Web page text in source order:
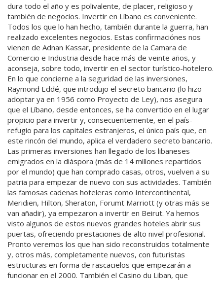
dura todo el año y es polivalente, de placer, religioso y
también de negocios. Invertir en Líbano es conveniente.
Todos los que lo han hecho, también durante la guerra, han
realizado excelentes negocios. Estas confirmaciónes nos
vienen de Adnan Kassar, presidente de la Camara de
Comercio e Industria desde hace más de veinte años, y
aconseja, sobre todo, invertir en el sector turístico-hotelero.
En lo que concierne a la seguridad de las inversiones,
Raymond Eddé, que introdujo el secreto bancario (lo hizo
adoptar ya en 1956 como Proyecto de Ley), nos asegura
que el Líbano, desde entonces, se ha convertido en el lugar
propicio para invertir y, consecuentemente, en el país-
refugio para los capitales estranjeros, el único país que, en
este rincón del mundo, aplica el verdadero secreto bancario.
Las primeras inversiones han llegado de los libaneses
emigrados en la diáspora (más de 14 millones repartidos
por el mundo) que han comprado casas, otros, vuelven a su
patria para empezar de nuevo con sus actividades. También
las famosas cadenas hoteleras como Intercontinental,
Meridien, Hilton, Sheraton, Forumt Marriott (y otras más se
van añadir), ya empezaron a invertir en Beirut. Ya hemos
visto algunos de estos nuevos grandes hoteles abrir sus
puertas, ofreciendo prestaciones de alto nivel profesional.
Pronto veremos los que han sido reconstruidos totalmente
y, otros más, completamente nuevos, con futuristas
estructuras en forma de rascacielos que empezarán a
funcionar en el 2000. También el Casino du Liban, que